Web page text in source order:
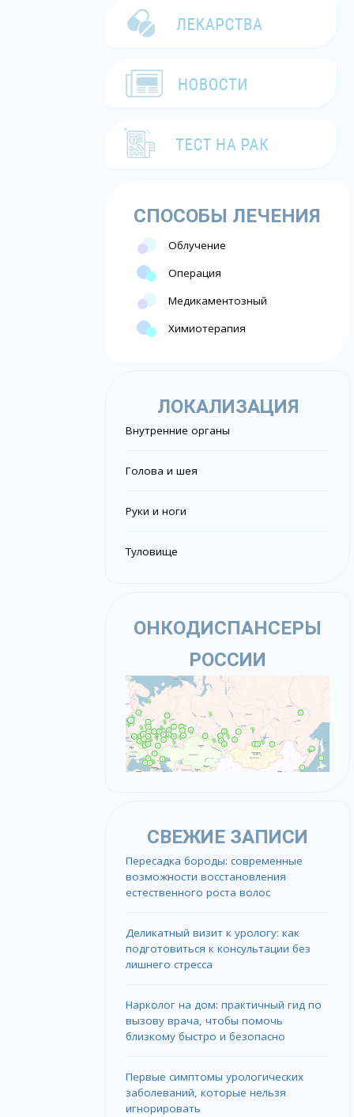
СПОСОБЫ ЛЕЧЕНИЯ
Облучение
Операция
Медикаментозный
Химиотерапия
ЛОКАЛИЗАЦИЯ
Внутренние органы
Голова и шея
Руки и ноги
Туловище
ОНКОДИСПАНСЕРЫ
РОССИИ
СВЕЖИЕ ЗАПИСИ
Пересадка бороды: современные
возможности восстановления
естественного роста волос
Деликатный визит к урологу: как
подготовиться к консультации без
лишнего стресса
Нарколог на дом: практичный гид по
вызову врача, чтобы помочь
близкому быстро и безопасно
Первые симптомы урологических
заболеваний, которые нельзя
игнорировать